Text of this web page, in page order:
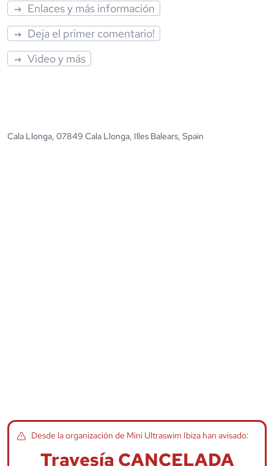
Enlaces y más información
Deja el primer comentario!
Video y más
Cala Llonga, 07849 Cala Llonga, Illes Balears, Spain
Desde la organización de Mini Ultraswim Ibiza han avisado:
Travesía CANCELADA